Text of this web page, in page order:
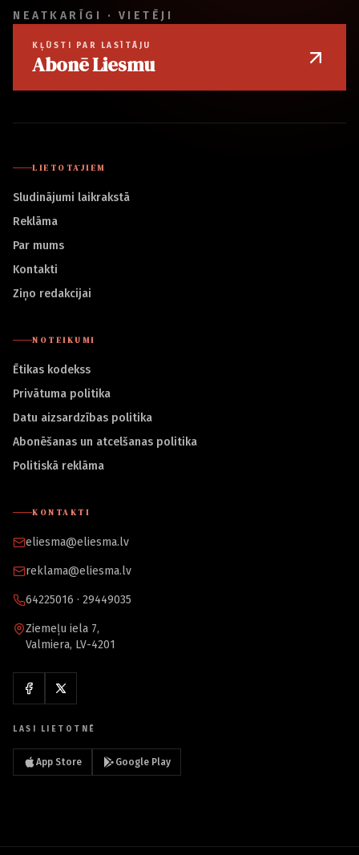
NEATKARĪGI · VIETĒJI
KĻŪSTI PAR LASĪTĀJU
Abonē Liesmu
LIETOTĀJIEM
Sludinājumi laikrakstā
Reklāma
Par mums
Kontakti
Ziņo redakcijai
NOTEIKUMI
Ētikas kodekss
Privātuma politika
Datu aizsardzības politika
Abonēšanas un atcelšanas politika
Politiskā reklāma
KONTAKTI
eliesma@eliesma.lv
reklama@eliesma.lv
64225016 · 29449035
Ziemeļu iela 7,
Valmiera, LV-4201
LASI LIETOTNĒ
App Store Google Play